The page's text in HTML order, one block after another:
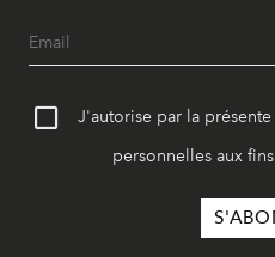
J'autorise par la
personnelles aux